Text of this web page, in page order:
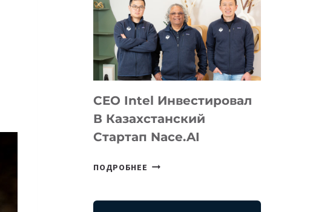
CEO Intel Инвестировал
В Казахстанский
Стартап Nace.AI
ПОДРОБНЕЕ CEO